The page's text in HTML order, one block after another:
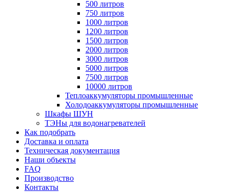
500 литров
750 литров
1000 литров
1200 литров
1500 литров
2000 литров
3000 литров
5000 литров
7500 литров
10000 литров
Теплоаккумуляторы промышленные
Холодоаккумуляторы промышленные
Шкафы ШУН
ТЭНы для водонагревателей
Как подобрать
Доставка и оплата
Техническая документация
Наши объекты
FAQ
Производство
Контакты